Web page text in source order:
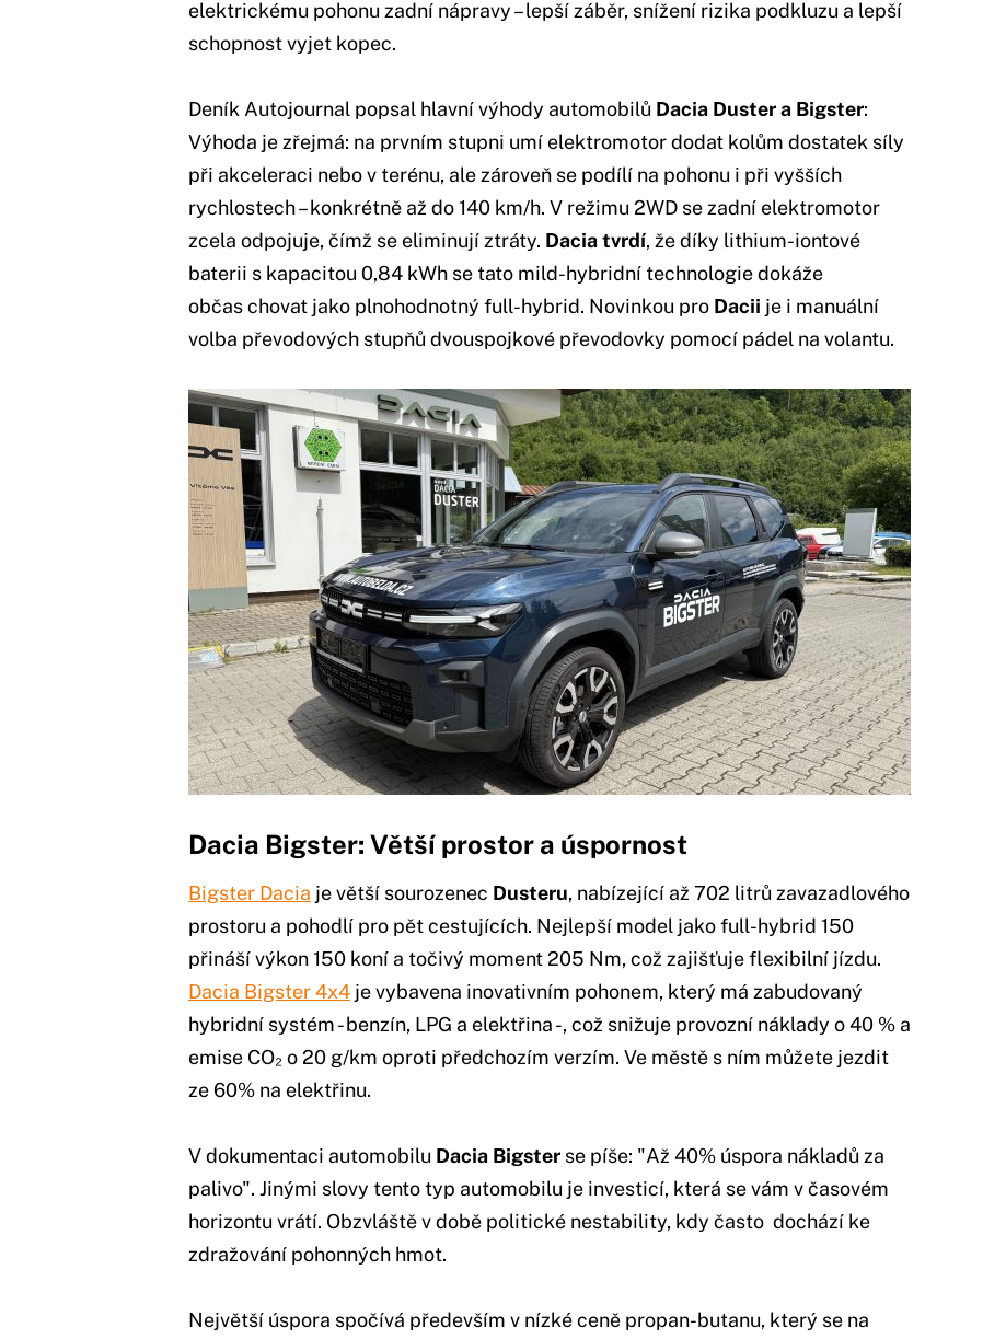
elektrickému pohonu zadní nápravy – lepší záběr, snížení rizika podkluzu a lepší
schopnost vyjet kopec.
Deník Autojournal popsal hlavní výhody automobilů Dacia Duster a Bigster:
Výhoda je zřejmá: na prvním stupni umí elektromotor dodat kolům dostatek síly
při akceleraci nebo v terénu, ale zároveň se podílí na pohonu i při vyšších
rychlostech – konkrétně až do 140 km/h. V režimu 2WD se zadní elektromotor
zcela odpojuje, čímž se eliminují ztráty. Dacia tvrdí, že díky lithium-iontové
baterii s kapacitou 0,84 kWh se tato mild-hybridní technologie dokáže
občas chovat jako plnohodnotný full-hybrid. Novinkou pro Dacii je i manuální
volba převodových stupňů dvouspojkové převodovky pomocí pádel na volantu.
Dacia Bigster: Větší prostor a úspornost
Bigster Dacia je větší sourozenec Dusteru, nabízející až 702 litrů zavazadlového
prostoru a pohodlí pro pět cestujících. Nejlepší model jako full-hybrid 150
přináší výkon 150 koní a točivý moment 205 Nm, což zajišťuje flexibilní jízdu.
Dacia Bigster 4x4 je vybavena inovativním pohonem, který má zabudovaný
hybridní systém - benzín, LPG a elektřina -, což snižuje provozní náklady o 40 % a
emise CO₂ o 20 g/km oproti předchozím verzím. Ve městě s ním můžete jezdit
ze 60% na elektřinu.
V dokumentaci automobilu Dacia Bigster se píše: "Až 40% úspora nákladů za
palivo". Jinými slovy tento typ automobilu je investicí, která se vám v časovém
horizontu vrátí. Obzvláště v době politické nestability, kdy často dochází ke
zdražování pohonných hmot.
Největší úspora spočívá především v nízké ceně propan-butanu, který se na